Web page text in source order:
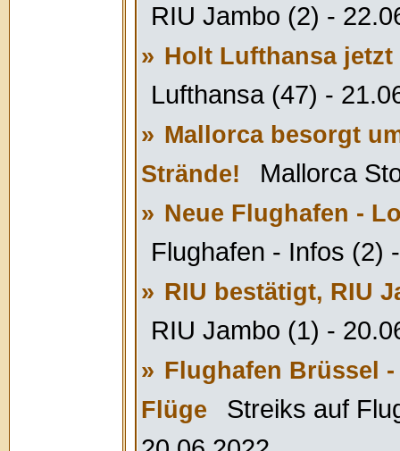
RIU Jambo (2) -
» Holt Lufthansa
Lufthansa (47) -
» Mallorca besorgt
Strände!
Mallorca
» Neue Flughafen -
Flughafen - Infos (2)
» RIU bestätigt, RIU
RIU Jambo (1) -
» Flughafen Brüssel
Flüge
Streiks auf